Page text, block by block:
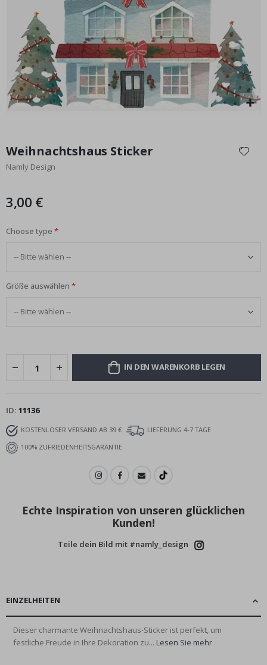
Special
Price
25,00 €
Anfang
der
Bildgalerie
Weihnachtshaus Sticker
Namly Design
3,00 €
Choose type
Größe auswählen
IN DEN WARENKORB LEGEN
ID 11136
KOSTENLOSER VERSAND AB 39 €
LIEFERUNG 4-7 TAGE
100% ZUFRIEDENHEITSGARANTIE
Echte Inspiration von unseren glücklichen
Kunden!
Teile dein Bild mit #namly_design
EINZELHEITEN
Dieser charmante Weihnachtshaus-Sticker ist perfekt, um
festliche Freude in Ihre Dekoration zu... Lesen Sie mehr